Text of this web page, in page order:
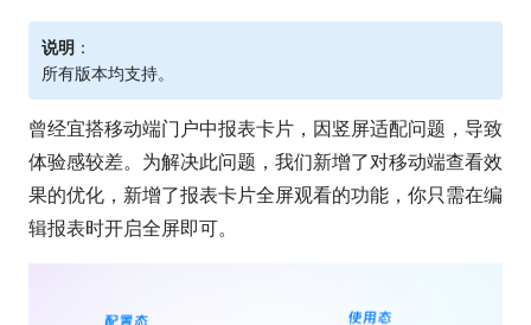
说明 ：
所有版本均支持。
曾经宜搭移动端门户中报表卡片，因竖屏适配问题，导致
体验感较差。 为解决此问题 ，我们新增了对移动端查看效
果的优化，新增了报表卡片全屏观看的功能，你只需在编
辑报表时开启全屏即可。